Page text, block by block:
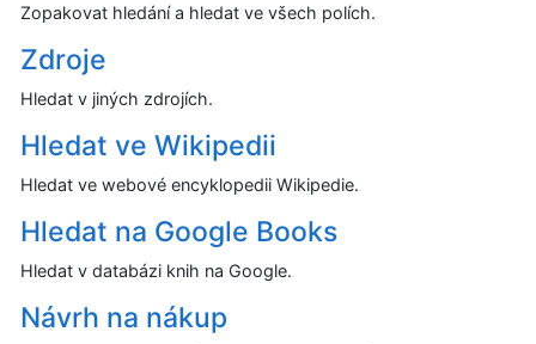
Zopakovat hledání a hledat ve všech polích.
Zdroje
Hledat v jiných zdrojích.
Hledat ve Wikipedii
Hledat ve webové encyklopedii Wikipedie.
Hledat na Google Books
Hledat v databázi knih na Google.
Návrh na nákup